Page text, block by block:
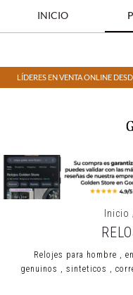
INICIO
LÍDERES EN VENTA ONLINE
Inicio
Relojes para hombre ,
genuinos , sinteticos ,